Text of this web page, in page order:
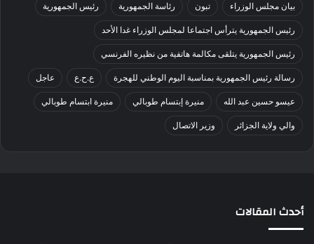
بيان مجلس الوزراء تبون رئاسة الجمهورية رئيس الجمهورية
رئيس الجمهورية يترأس اجتماعا لمجلس الوزراء غدا الأحد
رئيس الجمهورية يتلقى مكالمة هاتفية من نظيره الفرنسي
رسالة رئيس الجمهورية بمناسبة اليوم الوطني للهجرة ع.ح.ع عاجل
عيسو حسين عبد الله منيرة إبتسام طوبالي منيرة ابتسام طوبالي
والي ولاية الجزائر وزير الاتصال
أحدث المقالات